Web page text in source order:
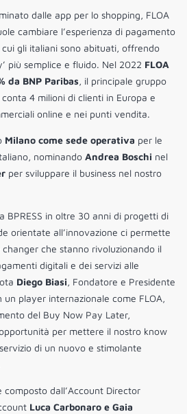
dalle app per lo shopping, FLOA
cambiare l’esperienza di pagamento
gli italiani sono abituati, offrendo
più semplice e fluido. Nel 2022 FLOA
da BNP Paribas, il principale gruppo
4 milioni di clienti in Europa e
online e nei punti vendita.
Milano come sede operativa per le
nominando Andrea Boschi nel
per sviluppare il business nel nostro
BPRESS in oltre 30 anni di progetti di
orientate all’innovazione ci permette
che stanno rivoluzionando il
digitali e dei servizi alle
Diego Biasi, Fondatore e Presidente
un player internazionale come FLOA,
del Buy Now Pay Later,
per mettere il nostro know
di un nuovo e stimolante
composto dall’Account Director
Luca Carbonaro e Gaia